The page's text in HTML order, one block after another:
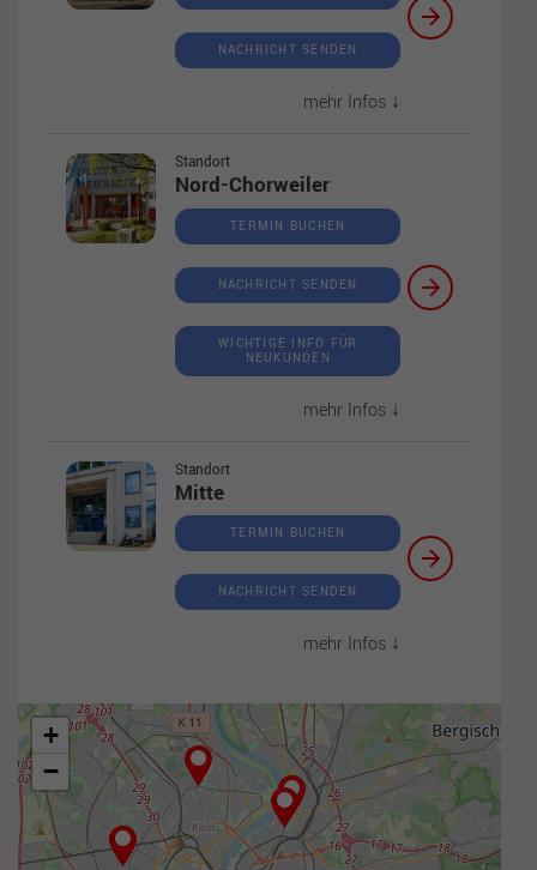
NACHRICHT SENDEN
mehr Infos ↓
Standort
Nord-Chorweiler
TERMIN BUCHEN
NACHRICHT SENDEN
WICHTIGE INFO FÜR
NEUKUNDEN
mehr Infos ↓
Standort
Mitte
TERMIN BUCHEN
NACHRICHT SENDEN
mehr Infos ↓
+
−